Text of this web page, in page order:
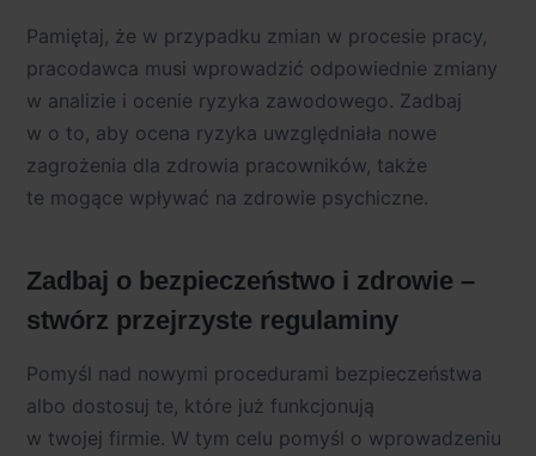
Pamiętaj, że w przypadku zmian w procesie pracy,
pracodawca musi wprowadzić odpowiednie zmiany
w analizie i ocenie ryzyka zawodowego. Zadbaj
w o to, aby ocena ryzyka uwzględniała nowe
zagrożenia dla zdrowia pracowników, także
te mogące wpływać na zdrowie psychiczne.
Zadbaj o bezpieczeństwo i zdrowie –
stwórz przejrzyste regulaminy
Pomyśl nad nowymi procedurami bezpieczeństwa
albo dostosuj te, które już funkcjonują
w twojej firmie. W tym celu pomyśl o wprowadzeniu